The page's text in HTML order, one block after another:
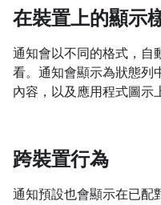
在裝置上的顯示
通知會以不同的格式，自
看。通知會顯示為狀態列
內容，以及應用程式圖示
跨裝置行為
通知預設也會顯示在已配